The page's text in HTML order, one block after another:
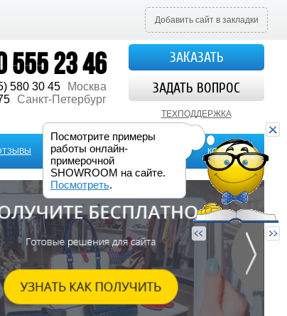
Посмотрите примеры
работы онлайн-
примерочной
SHOWROOM на сайте.
Посмотреть.
Добавить сайт в закладки
ЗАКАЗАТЬ
ЗАДАТЬ ВОПРОС
ТЕХПОДДЕРЖКА
555 23 46
580 30 45
Москва
Санкт-Петербург
КАК ЗАКАЗАТЬ КОНТАКТЫ